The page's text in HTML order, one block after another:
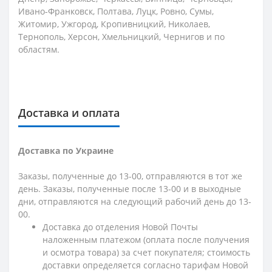
Ивано-Франковск, Полтава, Луцк, Ровно, Сумы,
Житомир, Ужгород, Кропивницкий, Николаев,
Тернополь, Херсон, Хмельницкий, Чернигов и по
областям.
Доставка и оплата
Доставка по Украине
Заказы, полученные до 13-00, отправляются в тот же
день. Заказы, полученные после 13-00 и в выходные
дни, отправляются на следующий рабочий день до 13-
00.
Доставка до отделения Новой Почты
наложенным платежом (оплата после получения
и осмотра товара) за счет покупателя; стоимость
доставки определяется согласно тарифам Новой